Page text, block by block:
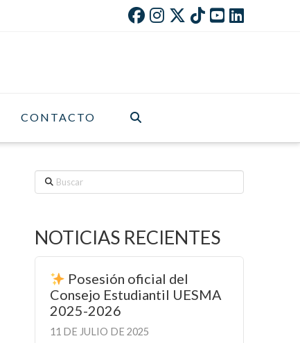
CONTACTO
Buscar
NOTICIAS RECIENTES
Posesión oficial del
Consejo Estudiantil UESMA
2025-2026
11 DE JULIO DE 2025